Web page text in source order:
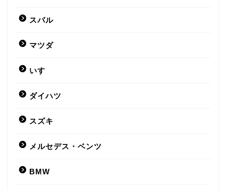
スバル
マツダ
いすゞ
ダイハツ
スズキ
メルセデス・ベンツ
BMW